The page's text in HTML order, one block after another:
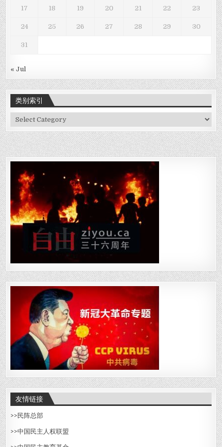
17 18 19 20 21 22 23
24 25 26 27 28 29 30
31
« Jul
类别索引
类
索
引
友情链接
>>民阵总部
>>中国民主人权联盟